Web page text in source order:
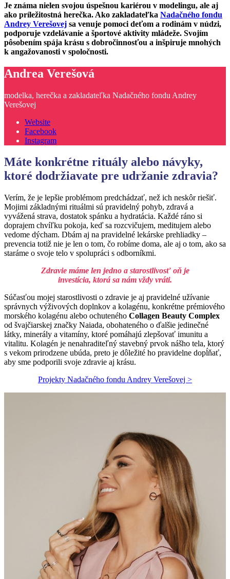
Je známa nielen svojou úspešnou kariérou v modelingu, ale aj
ako príležitostná herečka. Ako zakladateľka Nadačného fondu
Andrey Verešovej sa venuje pomoci deťom a rodinám v núdzi,
podporuje vzdelávanie a športové aktivity mládeže. Svojím
pôsobením spája krásu s dobročinnosťou a inšpiruje mnohých
k angažovanosti v spoločnosti.
Andrea Verešová
modelka, herečka a zakladateľka Nadačného fondu Andrey
Verešovej
Website
Facebook
Instagram
Máte konkrétne rituály alebo návyky,
ktoré dodržiavate pre udržanie zdravia?
Verím, že je lepšie problémom predchádzať, než ich neskôr riešiť.
Mojimi základnými rituálmi sú pravidelný pohyb, zdravá a
vyvážená strava, dostatok spánku a hydratácia. Každé ráno si
doprajem chvíľku pokoja, keď sa rozcvičujem, meditujem alebo
vedome dýcham. Dbám aj na pravidelné lekárske prehliadky –
prevencia totiž nie je len o tom, čo robíme doma, ale aj o tom, ako sa
staráme o svoje telo v spolupráci s odborníkmi.
Zdravie máme len jedno a starostlivosť oň je
investícia, ktorá sa nám vždy vráti.
Súčasťou mojej starostlivosti o zdravie je aj pravidelné užívanie
správnych výživových doplnkov a kolagénu, konkrétne prémiového
morského kolagénu alebo ochuteného Collagen Beauty Complex
od švajčiarskej značky Naiada, obohateného o ďalšie jedinečné
látky, minerály a vitamíny, ktoré pomáhajú zlepšovať imunitu a
vitalitu. Kolagén je nenahraditeľný stavebný prvok nášho tela, ktorý
s vekom prirodzene ubúda, preto je dôležité ho pravidelne dopĺňať,
aby sme podporili svoje zdravie aj krásu.
Projekty Nadačného fondu Andrey Verešovej >